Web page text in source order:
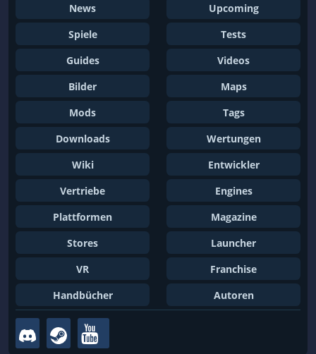
News
Upcoming
Spiele
Tests
Guides
Videos
Bilder
Maps
Mods
Tags
Downloads
Wertungen
Wiki
Entwickler
Vertriebe
Engines
Plattformen
Magazine
Stores
Launcher
VR
Franchise
Handbücher
Autoren